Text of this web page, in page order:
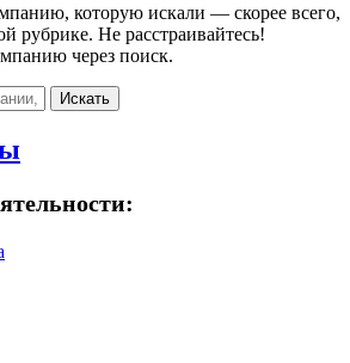
которую искали — скорее всего,
рубрике. Не расстраивайтесь!
через поиск.
Искать